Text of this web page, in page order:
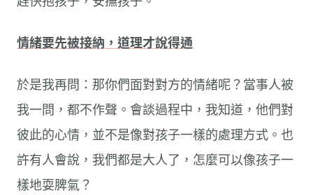
情緒要先被接納，道理才說得通
於是我再問：那你們面對對方的情緒呢？當事人被
我一問，都不作聲。會談過程中，我知道，他們對
彼此的心情，並不是像對孩子一樣的處理方式。也
許有人會說，我們都是大人了，怎麼可以像孩子一
樣地耍脾氣？